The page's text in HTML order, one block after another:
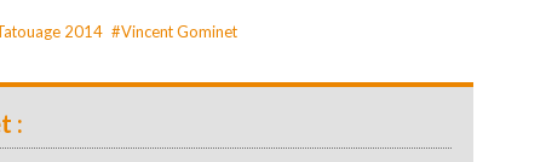
2014 #Vincent Gominet
: